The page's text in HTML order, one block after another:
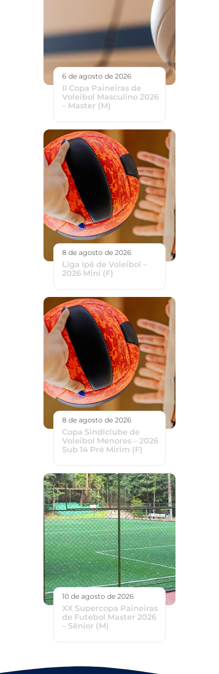
6 de agosto de 2026
II Copa Paineiras de
Voleibol Masculino 2026
– Master (M)
8 de agosto de 2026
Liga Ipê de Voleibol –
2026 Mini (F)
8 de agosto de 2026
Copa Sindiclube de
Voleibol Menores – 2026
Sub 14 Pré Mirim (F)
10 de agosto de 2026
XX Supercopa Paineiras
de Futebol Master 2026
– Sênior (M)